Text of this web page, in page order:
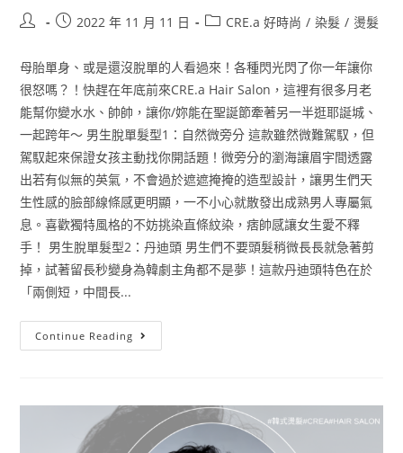
2022 年 11 月 11 日 CRE.a 好時尚 / 染髮 / 燙髮
母胎單身、或是還沒脫單的人看過來！各種閃光閃了你一年讓你
很怒嗎？！快趕在年底前來CRE.a Hair Salon，這裡有很多月老
能幫你變水水、帥帥，讓你/妳能在聖誕節牽著另一半逛耶誕城、
一起跨年～ 男生脫單髮型1：自然微旁分 這款雖然微難駕馭，但
駕馭起來保證女孩主動找你開話題！微旁分的瀏海讓眉宇間透露
出若有似無的英氣，不會過於遮遮掩掩的造型設計，讓男生們天
生性感的臉部線條感更明顯，一不小心就散發出成熟男人專屬氣
息。喜歡獨特風格的不妨挑染直條紋染，痞帥感讓女生愛不釋
手！ 男生脫單髮型2：丹迪頭 男生們不要頭髮稍微長長就急著剪
掉，試著留長秒變身為韓劇主角都不是夢！這款丹迪頭特色在於
「兩側短，中間長...
Continue Reading